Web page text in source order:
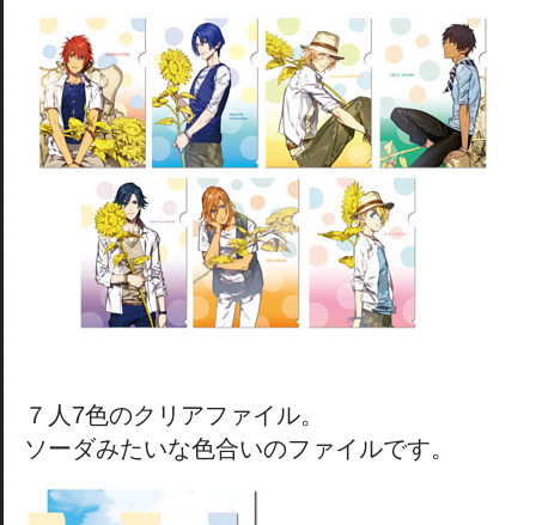
７人7色のクリアファイル。
ソーダみたいな色合いのファイルです。